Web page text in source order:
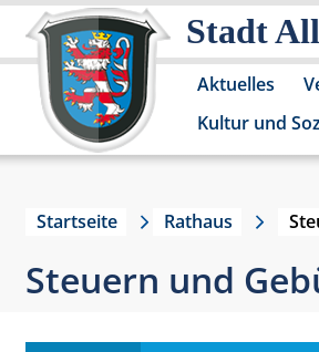
Stadt
Aktuelles
Kultur und
Startseite Rathaus
Steuern und